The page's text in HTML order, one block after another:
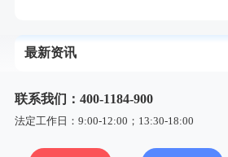
最新资讯
联系我们：400-1184-900
法定工作日：9:00-12:00；13:30-18:00